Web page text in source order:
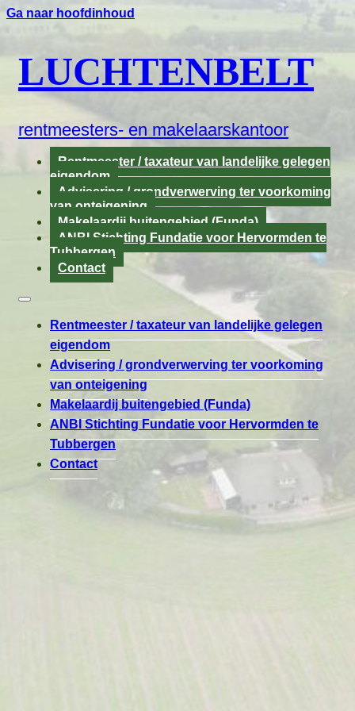
Ga naar hoofdinhoud
LUCHTENBELT
rentmeesters- en makelaarskantoor
Rentmeester / taxateur van landelijke gelegen
eigendom
Advisering / grondverwerving ter voorkoming
van onteigening
Makelaardij buitengebied (Funda)
ANBI Stichting Fundatie voor Hervormden te
Tubbergen
Contact
Rentmeester / taxateur van landelijke gelegen
eigendom
Advisering / grondverwerving ter voorkoming
van onteigening
Makelaardij buitengebied (Funda)
ANBI Stichting Fundatie voor Hervormden te
Tubbergen
Contact